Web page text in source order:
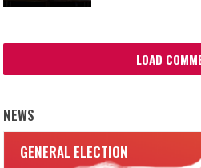
LOAD
NEWS
GENERAL ELECTION